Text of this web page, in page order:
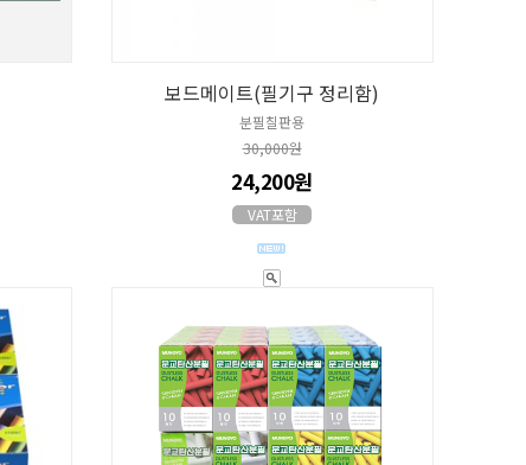
보드메이트(필기구 정리함)
분필칠판용
30,000원
24,200원
VAT포함